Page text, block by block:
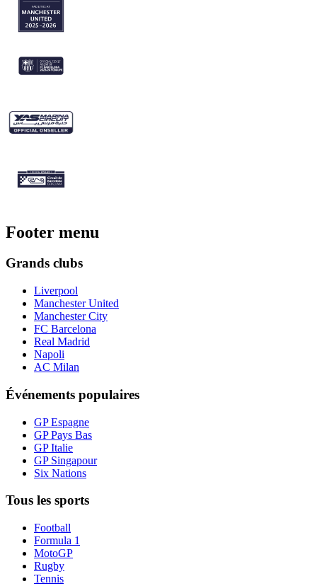
Footer menu
Grands clubs
Liverpool
Manchester United
Manchester City
FC Barcelona
Real Madrid
Napoli
AC Milan
Événements populaires
GP Espagne
GP Pays Bas
GP Italie
GP Singapour
Six Nations
Tous les sports
Football
Formula 1
MotoGP
Rugby
Tennis